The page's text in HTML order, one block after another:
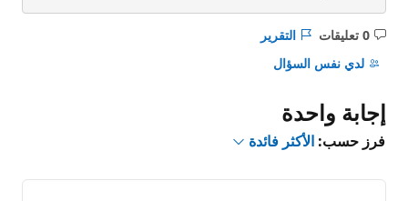
0 تعليقات ليست
هناك
التقرير
لدي نفس السؤال
إجابة واحدة
فرز حسب: الأكثر فائدة